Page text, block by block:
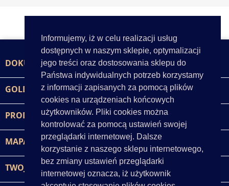
Informujemy, iż w celu realizacji usług
dostępnych w naszym sklepie, optymalizacji
jego treści oraz dostosowania sklepu do
Państwa indywidualnych potrzeb korzystamy
z informacji zapisanych za pomocą plików
cookies na urządzeniach końcowych
użytkowników. Pliki cookies można
kontrolować za pomocą ustawień swojej
przeglądarki internetowej. Dalsze
korzystanie z naszego sklepu internetowego,
bez zmiany ustawień przeglądarki
internetowej oznacza, iż użytkownik
DOKUMENTY
GOLD-POL
PRODUKTY
MAPA STRONY
TWOJE KONTO